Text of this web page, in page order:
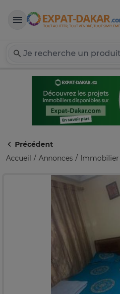
Expat-
Précédent
Accueil
Annonces Immobilier